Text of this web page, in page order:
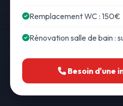
Remplacement WC : 150€
Rénovation salle de bain :
Besoin d'une